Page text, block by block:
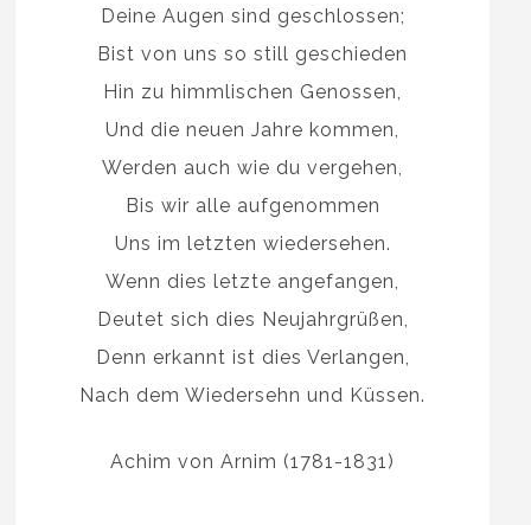
Deine Augen sind geschlossen;
Bist von uns so still geschieden
Hin zu himmlischen Genossen,
Und die neuen Jahre kommen,
Werden auch wie du vergehen,
Bis wir alle aufgenommen
Uns im letzten wiedersehen.
Wenn dies letzte angefangen,
Deutet sich dies Neujahrgrüßen,
Denn erkannt ist dies Verlangen,
Nach dem Wiedersehn und Küssen.
Achim von Arnim (1781-1831)